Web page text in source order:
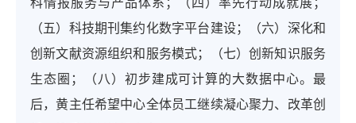
科情报服务与产品体系；（四）率先行动成就展；
（五）科技期刊集约化数字平台建设；（六）深化和
创新文献资源组织和服务模式；（七）创新知识服务
生态圈；（八）初步建成可计算的大数据中心。最
后，黄主任希望中心全体员工继续凝心聚力、改革创